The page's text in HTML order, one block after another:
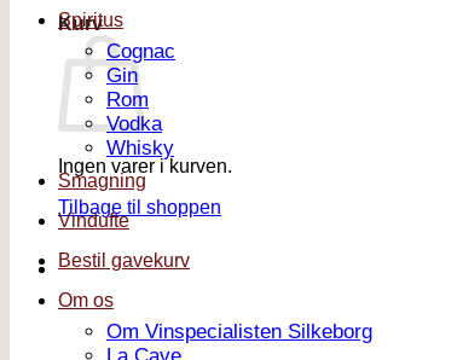
Kurv
Ingen varer i kurven.
Tilbage til shoppen
Spiritus
Cognac
Gin
Rom
Vodka
Whisky
Smagning
Vindufte
Bestil gavekurv
Om os
Om Vinspecialisten Silkeborg